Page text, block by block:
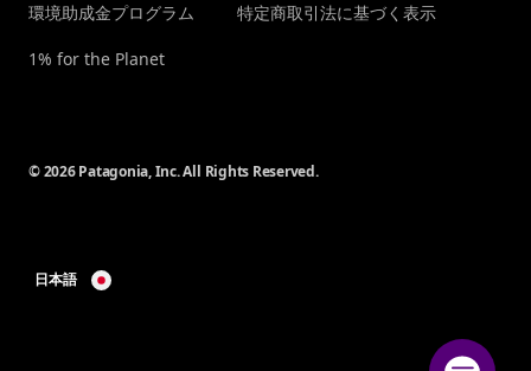
環境助成金プログラム
1% for the Planet
特定商取引法に基づく表示
© 2026 Patagonia, Inc. All Rights Reserved.
日本語